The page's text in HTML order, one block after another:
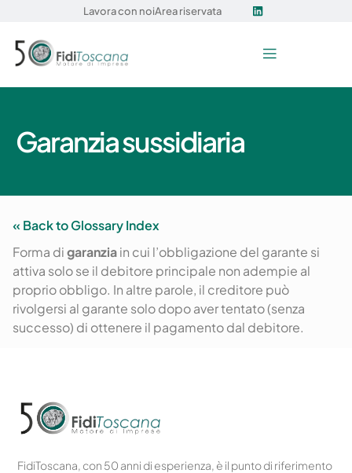
Lavora con noiArea riservata
Garanzia sussidiaria
« Back to Glossary Index
Forma digaranziain cui l’obbligazione del garante si
attiva solo se il debitore principale non adempie al
proprio obbligo. In altre parole, il creditore può
rivolgersi al garante solo dopo aver tentato (senza
successo) di ottenere il pagamento dal debitore.
FidiToscana, con 50 anni di esperienza, è il punto di riferimento